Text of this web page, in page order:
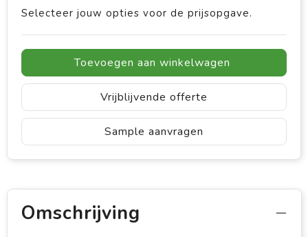
Selecteer jouw opties voor de prijsopgave.
Toevoegen aan winkelwagen
Vrijblijvende offerte
Sample aanvragen
Omschrijving